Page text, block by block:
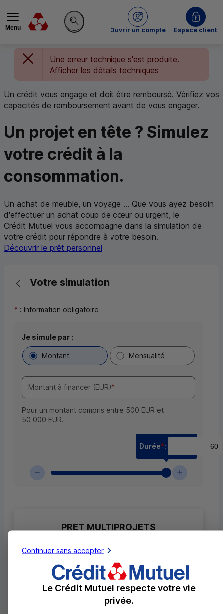
Menu
Rechercher sur le site
Ouvrir un compte
du Crédit MutuelEspace client
Une erreur technique s'est produite.
Afficher les détails techniques
Un crédit vous engage et doit être remboursé. Vérifiez vos
capacités de remboursement avant de vous engager.
Un projet en tête ? Simulez
votre crédit à la
consommation.
Un achat de meuble, un voyage ... Que vous ayez besoin
d'effectuer un achat coup de cœur ou urgent, le
Crédit Mutuel vous accompagne dans la simulation de
votre crédit pour répondre à votre besoin.
Découvrir le prêt personnel
Retour vers la page précédente
Votre simulation
* : Information obligatoire
Je simule par :
Montant Mensualité
Montant à financer (EUR)*
Pour un montant compris entre 500 EUR et
50 000 EUR.
Durée*:
PRET MULTIPROJETS
0,00 EUR
Durée de remboursement 0 mois
Continuer sans accepter
Le Crédit Mutuel respecte votre vie
privée.